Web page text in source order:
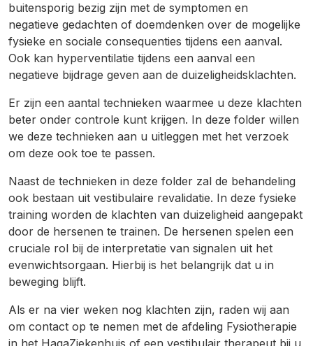
buitensporig bezig zijn met de symptomen en
negatieve gedachten of doemdenken over de mogelijke
fysieke en sociale consequenties tijdens een aanval.
Ook kan hyperventilatie tijdens een aanval een
negatieve bijdrage geven aan de duizeligheidsklachten.
Er zijn een aantal technieken waarmee u deze klachten
beter onder controle kunt krijgen. In deze folder willen
we deze technieken aan u uitleggen met het verzoek
om deze ook toe te passen.
Naast de technieken in deze folder zal de behandeling
ook bestaan uit vestibulaire revalidatie. In deze fysieke
training worden de klachten van duizeligheid aangepakt
door de hersenen te trainen. De hersenen spelen een
cruciale rol bij de interpretatie van signalen uit het
evenwichtsorgaan. Hierbij is het belangrijk dat u in
beweging blijft.
Als er na vier weken nog klachten zijn, raden wij aan
om contact op te nemen met de afdeling Fysiotherapie
in het HagaZiekenhuis of een vestibulair therapeut bij u